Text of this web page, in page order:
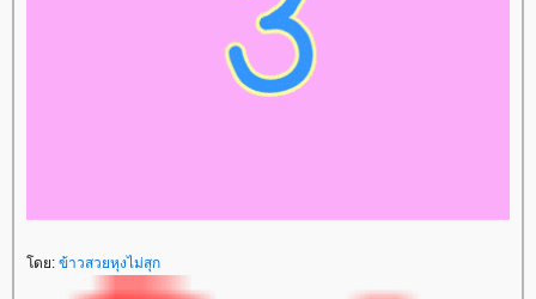
โดย: ข้าวสวยหุงไม่สุก